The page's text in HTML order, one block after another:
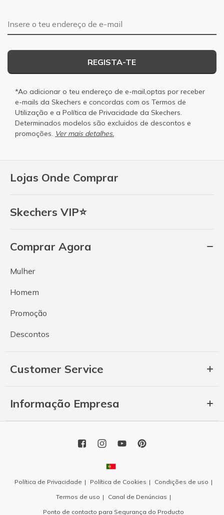
Lojas Onde Comprar
Skechers VIP⭐
Comprar Agora
Mulher
Homem
Promoção
Descontos
Customer Service
Informação Empresa
Endereço de e-mail
REGISTA-TE
*Ao adicionar o teu endereço de e-mail,optas por receber
e-mails da Skechers e concordas com os Termos de
Utilização e a Política de Privacidade da Skechers.
Determinados modelos são excluidos de descontos e
promoções. Ver mais detalhes.
Política de Privacidade Política de Cookies
Condições de uso
Termos de uso
Canal de Denúncias
Ponto de contacto para Segurança do Producto